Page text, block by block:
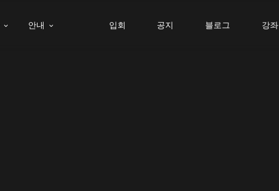
 안내  입회 공지 블로그 강좌